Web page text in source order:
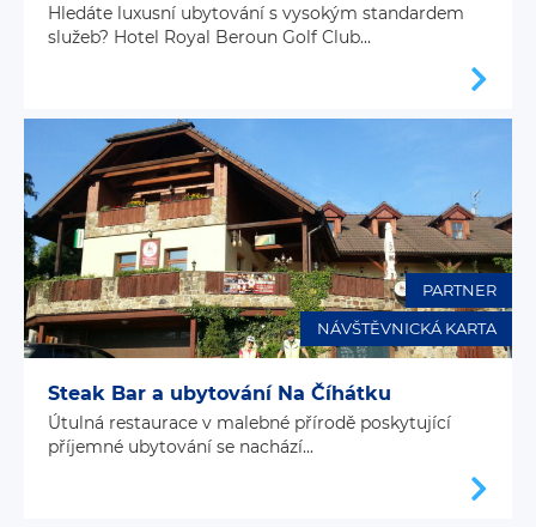
Hledáte luxusní ubytování s vysokým standardem
služeb? Hotel Royal Beroun Golf Club...
NÁVŠTĚVNICKÁ KARTA
PARTNER
Steak Bar a ubytování Na Číhátku
Útulná restaurace v malebné přírodě poskytující
příjemné ubytování se nachází...